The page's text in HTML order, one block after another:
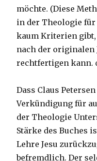
möchte. (Diese
in der Theologie
kaum Kriterien
nach der originalen
rechtfertigen kann.
Dass Claus
Verkündigung für
der Theologie
Stärke des Buches
Lehre Jesu
befremdlich. Der